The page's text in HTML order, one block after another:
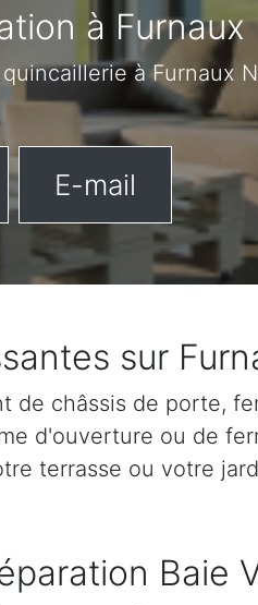
à Furnaux
à Furnaux
E-mail
sur
de châssis de porte,
d'ouverture ou de
terrasse ou votre
Baie